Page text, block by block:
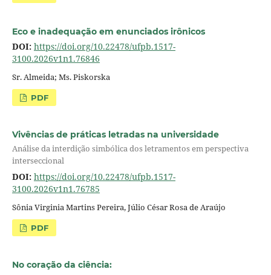
Eco e inadequação em enunciados irônicos
DOI: https://doi.org/10.22478/ufpb.1517-
3100.2026v1n1.76846
Sr. Almeida; Ms. Piskorska
PDF
Vivências de práticas letradas na universidade
Análise da interdição simbólica dos letramentos em perspectiva
interseccional
DOI: https://doi.org/10.22478/ufpb.1517-
3100.2026v1n1.76785
Sônia Virginia Martins Pereira, Júlio César Rosa de Araújo
PDF
No coração da ciência: